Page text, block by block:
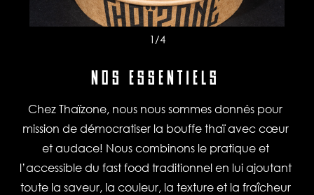
1 /4
NOS ESSENTIELS
Chez Thaïzone, nous nous sommes donnés pour
mission de démocratiser la bouffe thaï avec cœur
et audace! Nous combinons le pratique et
l’accessible du fast food traditionnel en lui ajoutant
toute la saveur, la couleur, la texture et la fraîcheur